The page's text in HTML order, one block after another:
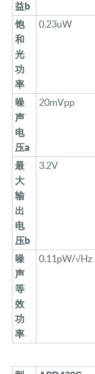
益b
饱
和
光
功
率
0.23uW
噪
声
电
压a
20mVpp
最
大
输
出
电
压b
3.2V
噪
声
等
效
功
率
0.11pW/√Hz